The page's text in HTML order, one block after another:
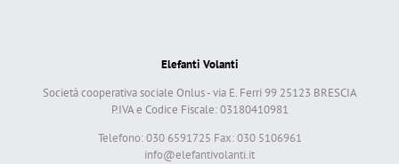
Elefanti Volanti
Società cooperativa sociale Onlus - via E. Ferri 99 25123 BRESCIA
P.IVA e Codice Fiscale: 03180410981
Telefono: 030 6591725 Fax: 030 5106961
info@elefantivolanti.it